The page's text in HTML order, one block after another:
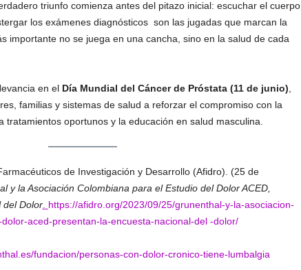
triunfo comienza antes del pitazo inicial: escuchar el cuerpo,
los exámenes diagnósticos son las jugadas que marcan la
importante no se juega en una cancha, sino en la salud de cada
en el Día Mundial del Cáncer de Próstata (11 de junio)
familias y sistemas de salud a reforzar el compromiso con la
tratamientos oportunos y la educación en salud masculina.
de Investigación y Desarrollo (Afidro). (25 de
y la Asociación Colombiana para el Estudio del Dolor ACED,
del Dolor. https://afidro.org/2023/09/25/grunenthal-y-la-asociacion-
aced-presentan-la-encuesta-nacional-del -dolor/
fundacion/personas-con-dolor-cronico-tiene-lumbalgia